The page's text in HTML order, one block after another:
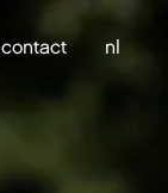
contact nl